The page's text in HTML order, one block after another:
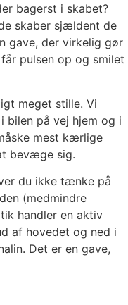
bagerst i skabet?
skaber sjældent de
gave, der virkelig gør
pulsen op og smilet
meget stille. Vi
bilen på vej hjem og i
mest kærlige
bevæge sig.
du ikke tænke på
(medmindre
handler en aktiv
af hovedet og ned i
Det er en gave,